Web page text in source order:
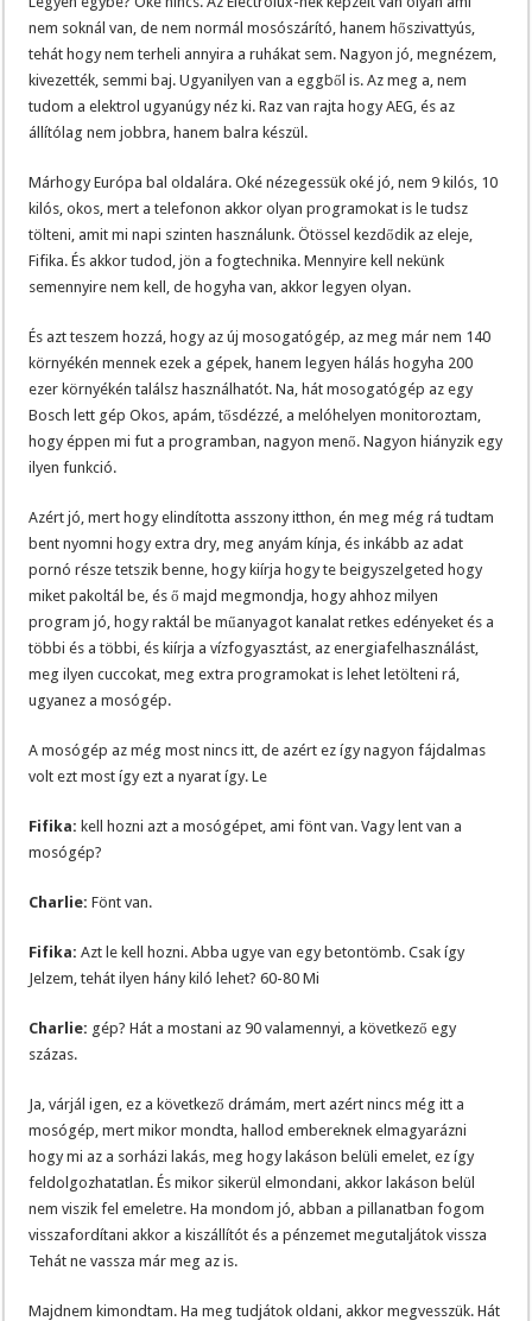
nem soknál van, de nem normál mosószárító, hanem hőszivattyús,
tehát hogy nem terheli annyira a ruhákat sem. Nagyon jó, megnézem,
kivezették, semmi baj. Ugyanilyen van a eggből is. Az meg a, nem
tudom a elektrol ugyanúgy néz ki. Raz van rajta hogy AEG, és az
állítólag nem jobbra, hanem balra készül.
Márhogy Európa bal oldalára. Oké nézegessük oké jó, nem 9 kilós, 10
kilós, okos, mert a telefonon akkor olyan programokat is le tudsz
tölteni, amit mi napi szinten használunk. Ötössel kezdődik az eleje,
Fifika. És akkor tudod, jön a fogtechnika. Mennyire kell nekünk
semennyire nem kell, de hogyha van, akkor legyen olyan.
És azt teszem hozzá, hogy az új mosogatógép, az meg már nem 140
környékén mennek ezek a gépek, hanem legyen hálás hogyha 200
ezer környékén találsz használhatót. Na, hát mosogatógép az egy
Bosch lett gép Okos, apám, tősdézzé, a melóhelyen monitoroztam,
hogy éppen mi fut a programban, nagyon menő. Nagyon hiányzik egy
ilyen funkció.
Azért jó, mert hogy elindította asszony itthon, én meg még rá tudtam
bent nyomni hogy extra dry, meg anyám kínja, és inkább az adat
pornó része tetszik benne, hogy kiírja hogy te beigyszelgeted hogy
miket pakoltál be, és ő majd megmondja, hogy ahhoz milyen
program jó, hogy raktál be műanyagot kanalat retkes edényeket és a
többi és a többi, és kiírja a vízfogyasztást, az energiafelhasználást,
meg ilyen cuccokat, meg extra programokat is lehet letölteni rá,
ugyanez a mosógép.
A mosógép az még most nincs itt, de azért ez így nagyon fájdalmas
volt ezt most így ezt a nyarat így. Le
Fifika: kell hozni azt a mosógépet, ami fönt van. Vagy lent van a
mosógép?
Charlie: Fönt van.
Fifika: Azt le kell hozni. Abba ugye van egy betontömb. Csak így
Jelzem, tehát ilyen hány kiló lehet? 60-80 Mi
Charlie: gép? Hát a mostani az 90 valamennyi, a következő egy
százas.
Ja, várjál igen, ez a következő drámám, mert azért nincs még itt a
mosógép, mert mikor mondta, hallod embereknek elmagyarázni
hogy mi az a sorházi lakás, meg hogy lakáson belüli emelet, ez így
feldolgozhatatlan. És mikor sikerül elmondani, akkor lakáson belül
nem viszik fel emeletre. Ha mondom jó, abban a pillanatban fogom
visszafordítani akkor a kiszállítót és a pénzemet megutaljátok vissza
Tehát ne vassza már meg az is.
Majdnem kimondtam. Ha meg tudjátok oldani, akkor megvesszük. Hát